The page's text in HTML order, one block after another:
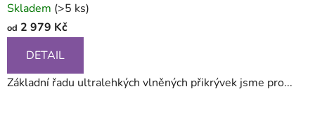
Skladem (>5 ks)
od 2 979 Kč
DETAIL
Základní řadu ultralehkých vlněných přikrývek jsme pro...